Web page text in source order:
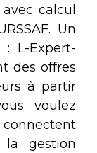
calcul
Un
: L-Expert-
des offres
à partir
voulez
gestion